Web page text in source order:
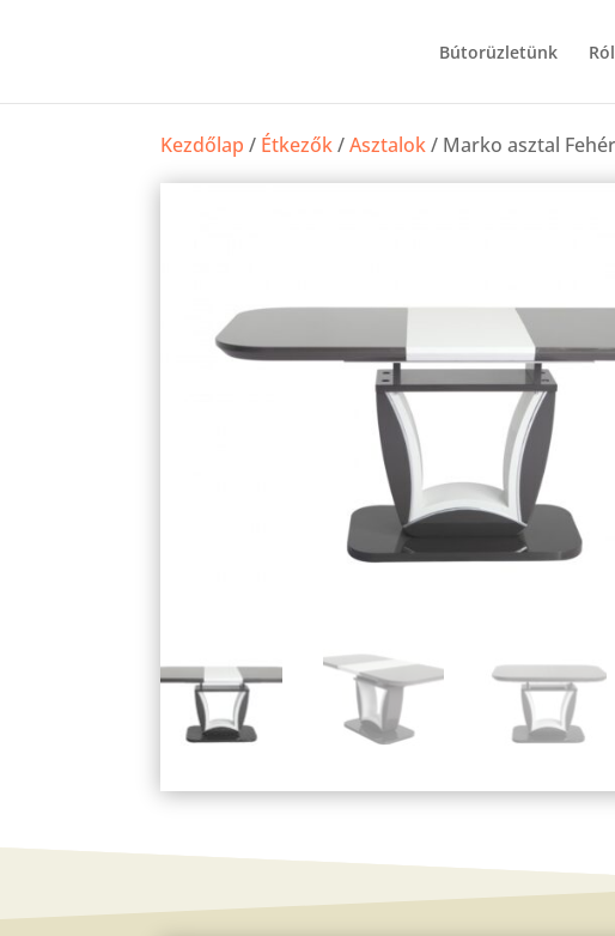
Bútorüzletünk
Kezdőlap / Étkezők/Asztalok/ Marko asztal